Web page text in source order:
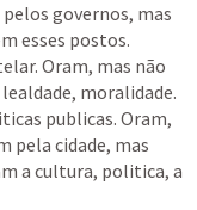
governos, mas
esses postos.
Oram, mas não
moralidade.
publicas. Oram,
pela cidade, mas
a cultura, politica, a